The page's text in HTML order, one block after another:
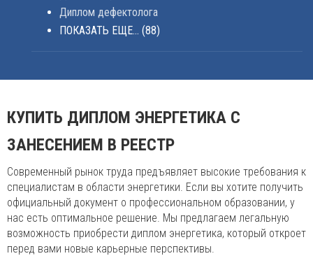
Диплом дефектолога
ПОКАЗАТЬ ЕЩЕ... (88)
КУПИТЬ ДИПЛОМ ЭНЕРГЕТИКА С
ЗАНЕСЕНИЕМ В РЕЕСТР
Современный рынок труда предъявляет высокие требования к
специалистам в области энергетики. Если вы хотите получить
официальный документ о профессиональном образовании, у
нас есть оптимальное решение. Мы предлагаем легальную
возможность приобрести диплом энергетика, который откроет
перед вами новые карьерные перспективы.